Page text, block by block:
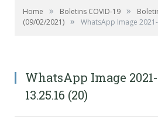
Home » Boletins COVID-19 »
(09/02/2021) » WhatsApp Image
WhatsApp Image
13.25.16 (20)